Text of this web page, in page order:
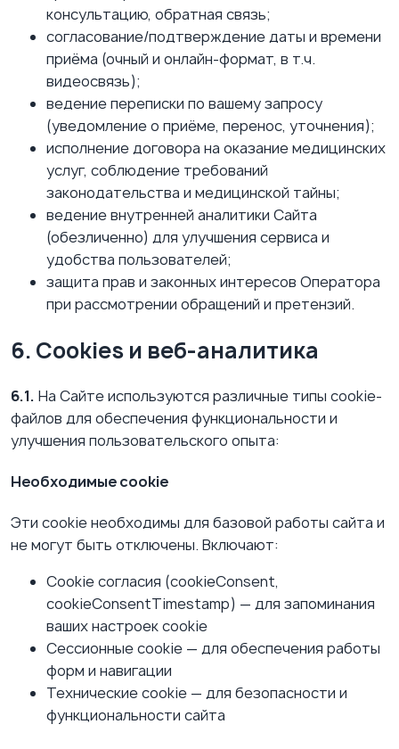
консультацию, обратная связь;
согласование/подтверждение даты и времени
приёма (очный и онлайн-формат, в т.ч.
видеосвязь);
ведение переписки по вашему запросу
(уведомление о приёме, перенос, уточнения);
исполнение договора на оказание медицинских
услуг, соблюдение требований
законодательства и медицинской тайны;
ведение внутренней аналитики Сайта
(обезличенно) для улучшения сервиса и
удобства пользователей;
защита прав и законных интересов Оператора
при рассмотрении обращений и претензий.
6. Cookies и веб-аналитика
6.1. На Сайте используются различные типы cookie-
файлов для обеспечения функциональности и
улучшения пользовательского опыта:
Необходимые cookie
Эти cookie необходимы для базовой работы сайта и
не могут быть отключены. Включают:
Cookie согласия (cookieConsent,
cookieConsentTimestamp) — для запоминания
ваших настроек cookie
Сессионные cookie — для обеспечения работы
форм и навигации
Технические cookie — для безопасности и
функциональности сайта